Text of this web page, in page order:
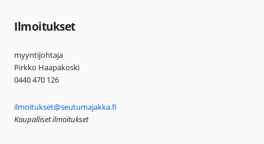
Ilmoitukset
myyntijohtaja
Pirkko Haapakoski
0440 470 126
ilmoitukset@seutumajakka.fi
Kaupalliset ilmoitukset